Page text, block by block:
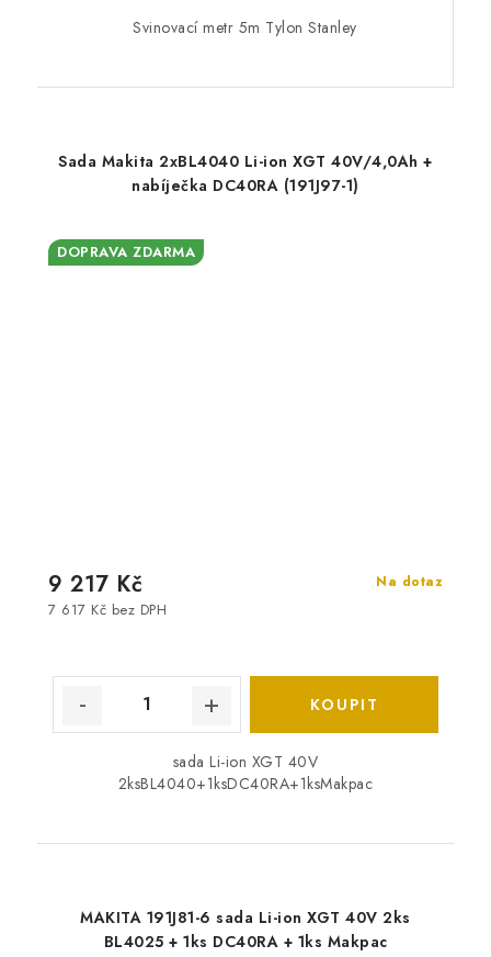
Svinovací metr 5m Tylon Stanley
Sada Makita 2xBL4040 Li-ion XGT 40V/4,0Ah +
nabíječka DC40RA (191J97-1)
DOPRAVA ZDARMA
Na dotaz
7 617 Kč bez DPH
9 217 Kč
sada Li-ion XGT 40V
2ksBL4040+1ksDC40RA+1ksMakpac
MAKITA 191J81-6 sada Li-ion XGT 40V 2ks
BL4025 + 1ks DC40RA + 1ks Makpac